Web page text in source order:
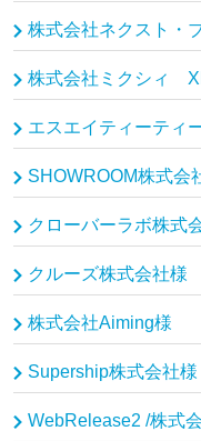
株式会社ネクスト・
株式会社ミクシィ XFLAG
エスエイティーティ
SHOWROOM株式会
クローバーラボ株式
クルーズ株式会社様
株式会社Aiming様
Supership株式会社様
WebRelease2 /株式会社フレームワー